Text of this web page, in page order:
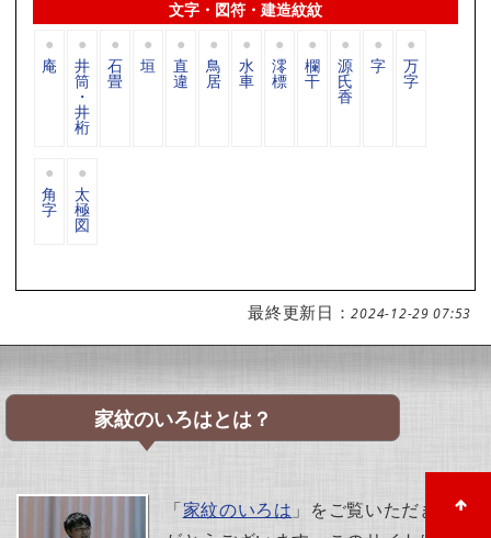
文字・図符・建造紋紋
庵 井
筒
・
井
桁
石
畳
垣 直
違
鳥
居
水
車
澪
標
欄
干
源
氏
香
字 万
字
角
字
太
極
図
最終更新日：2024-12-29 07:53
家紋のいろはとは？
「家紋のいろは 」をご覧いただきあり